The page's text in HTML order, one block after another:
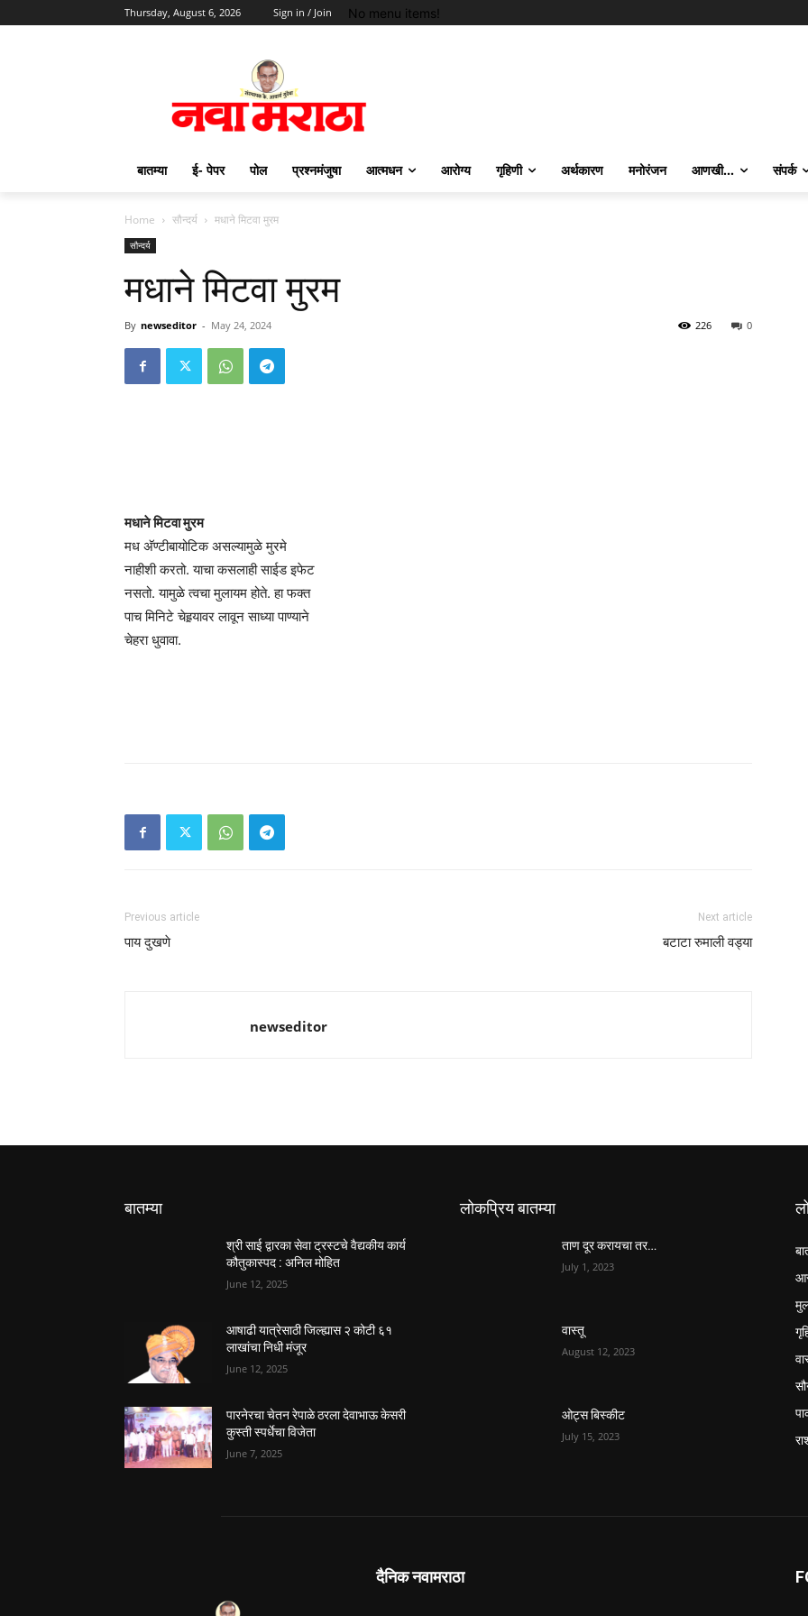
Thursday, August 6, 2026 Sign in / Join No menu items!
बातम्या ई- पेपर पोल प्रश्नमंजुषा आत्मधन आरोग्य गृहिणी अर्थकारण मनोरंजन आणखी… संपर्क
Home सौन्दर्य मधाने मिटवा मुरम
सौन्दर्य
मधाने मिटवा मुरम
By newseditor - May 24, 2024 0
226
मधाने मिटवा मुरम
मध अ‍ॅण्टीबायोटिक असल्यामुळे मुरमे
नाहीशी करतो. याचा कसलाही साईड इफेट
नसतो. यामुळे त्वचा मुलायम होते. हा फक्त
पाच मिनिटे चेहर्‍यावर लावून साध्या पाण्याने
चेहरा धुवावा.
Previous article
पाय दुखणे
Next article
बटाटा रुमाली वड्या
newseditor
बातम्या
श्री साई द्वारका सेवा ट्रस्टचे वैद्यकीय कार्य
कौतुकास्पद : अनिल मोहित
June 12, 2025
आषाढी यात्रेसाठी जिल्ह्यास २ कोटी ६१
लाखांचा निधी मंजूर
June 12, 2025
पारनेरचा चेतन रेपाळे ठरला देवाभाऊ केसरी
कुस्ती स्पर्धेचा विजेता
June 7, 2025
लोकप्रिय बातम्या
ताण दूर करायचा तर…
July 1, 2023
वास्तू
August 12, 2023
ओट्स बिस्कीट
July 15, 2023
दैनिक नवामराठा